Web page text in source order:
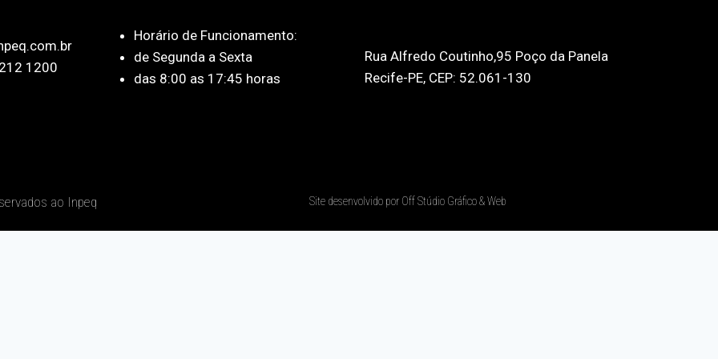
1200
Horário de Funcionamento:
de Segunda a Sexta
das 8:00 as 17:45 horas
Rua Alfredo Coutinho,95 Poço da Panela
Recife-PE, CEP: 52.061-130
ao Inpeq Site desenvolvido por Off Stúdio Gráfico & Web